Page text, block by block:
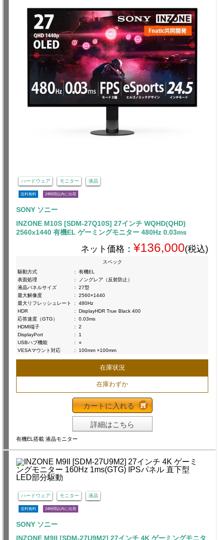
ハードウェア モニター 液晶
送料無料 24時間以内に出荷
SONY ソニー
INZONE M10S [SDM-27Q10S] 27インチ WQHD(QHD)
2560x1440 有機EL ゲーミングモニター 480Hz 0.03ms
ネット価格： ¥136,000(税込)
スペック
駆動方式
:
有機EL
表面処理
:
ノングレア（反射防止）
液晶パネルサイズ
:
27型
最大解像度
:
2560×1440
最大リフレッシュレート
:
480Hz
HDR
:
DisplayHDR True Black 400
応答速度（GTG）
:
0.03ms
HDMI端子
:
2
DisplayPort
:
1
USBハブ機能
:
○
VESAマウント対応
: 100mm ×100mm
在庫状況
在庫わずか
カートに入れる
詳細はこちら
有機EL搭載 液晶モニター
ハードウェア モニター 液晶
送料無料 24時間以内に出荷
SONY ソニー
INZONE M9II [SDM-27U9M2] 27インチ 4K ゲーミングモニタ